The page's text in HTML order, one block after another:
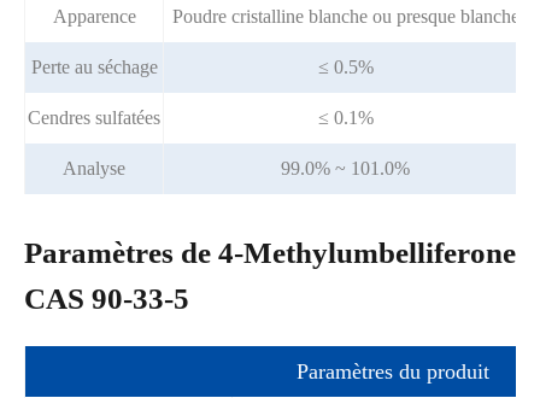
Apparence Poudre cristalline blanche ou presque blanche
Perte au séchage ≤ 0.5%
Cendres sulfatées ≤ 0.1%
Analyse 99.0% ~ 101.0%
Paramètres de 4-Methylumbelliferone
CAS 90-33-5
Paramètres du produit